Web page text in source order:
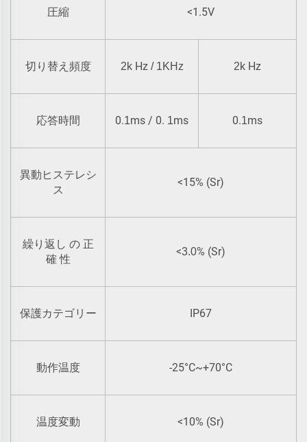
圧縮 <1.5V
切り替え頻度 2k Hz / 1KHz 2k Hz
応答時間 0.1ms / 0. 1ms 0.1ms
異動ヒステレシ
ス
<15% (Sr)
繰り返し の 正
確 性
<3.0% (Sr)
保護カテゴリー IP67
動作温度 -25°C~+70°C
温度変動 <10% (Sr)